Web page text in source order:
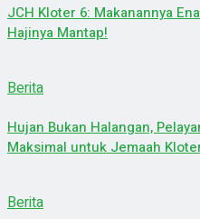
JCH Kloter 6: Makanannya
Hajinya Mantap!
Berita
Hujan Bukan Halangan,
Maksimal untuk Jemaah
Berita